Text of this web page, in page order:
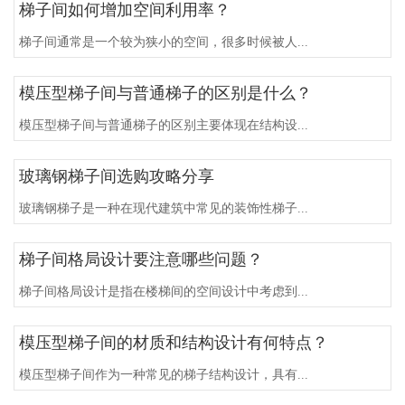
梯子间如何增加空间利用率？
梯子间通常是一个较为狭小的空间，很多时候被人...
模压型梯子间与普通梯子的区别是什么？
模压型梯子间与普通梯子的区别主要体现在结构设...
玻璃钢梯子间选购攻略分享
玻璃钢梯子是一种在现代建筑中常见的装饰性梯子...
梯子间格局设计要注意哪些问题？
梯子间格局设计是指在楼梯间的空间设计中考虑到...
模压型梯子间的材质和结构设计有何特点？
模压型梯子间作为一种常见的梯子结构设计，具有...